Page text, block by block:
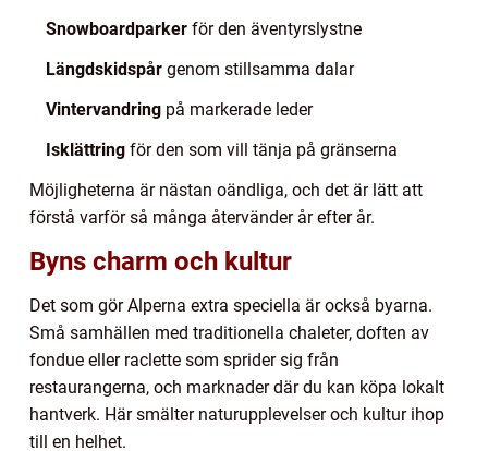
Snowboardparker för den äventyrslystne
Längdskidspår genom stillsamma dalar
Vintervandring på markerade leder
Isklättring för den som vill tänja på gränserna
Möjligheterna är nästan oändliga, och det är lätt att
förstå varför så många återvänder år efter år.
Byns charm och kultur
Det som gör Alperna extra speciella är också byarna.
Små samhällen med traditionella chaleter, doften av
fondue eller raclette som sprider sig från
restaurangerna, och marknader där du kan köpa lokalt
hantverk. Här smälter naturupplevelser och kultur ihop
till en helhet.